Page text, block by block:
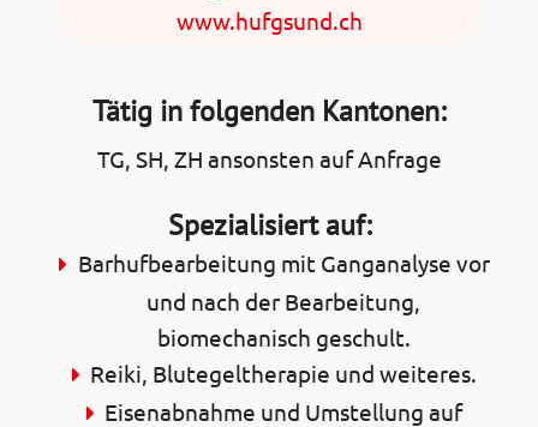
www.hufgsund.ch
Tätig in folgenden Kantonen:
TG, SH, ZH ansonsten auf Anfrage
Spezialisiert auf:
Barhufbearbeitung mit Ganganalyse vor
und nach der Bearbeitung,
biomechanisch geschult.
Reiki, Blutegeltherapie und weiteres.
Eisenabnahme und Umstellung auf